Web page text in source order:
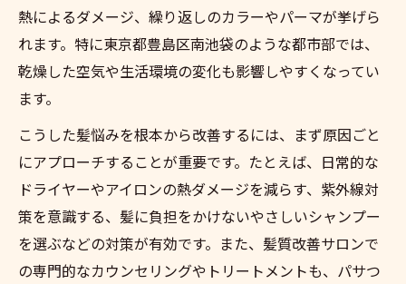
東京都豊島区南池袋で選ぶセラミドケアの
美髪を維持するためのセラミド活用術
毎日の悩みに寄り添う髪質改善メソッド紹介
髪質のパサつき・うねりを変える日常ケア
法
朝晩のセラミドヘアケアで実感する変化
熱によるダメージ、繰り返しのカラーやパーマが挙げら
れます。特に東京都豊島区南池袋のような都市部では、
乾燥した空気や生活環境の変化も影響しやすくなってい
ます。
こうした髪悩みを根本から改善するには、まず原因ごと
にアプローチすることが重要です。たとえば、日常的な
ドライヤーやアイロンの熱ダメージを減らす、紫外線対
策を意識する、髪に負担をかけないやさしいシャンプー
を選ぶなどの対策が有効です。また、髪質改善サロンで
の専門的なカウンセリングやトリートメントも、パサつ